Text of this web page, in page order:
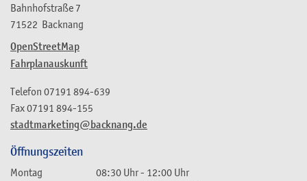
Bahnhofstraße 7
71522 Backnang
OpenStreetMap
Fahrplanauskunft
stadtmarketing@backnang.de
Telefon 07191 894-639
Fax07191 894-155
Öffnungszeiten
Montag 08:30 Uhr- 12:00 Uhr